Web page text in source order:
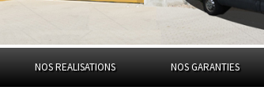
NOS REALISATIONS NOS GARANTIES